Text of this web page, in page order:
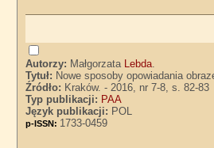
Autorzy: Małgorzata Lebda.
Tytuł: Nowe sposoby opowiadania
Źródło: Kraków. - 2016, nr 7-8, s. 82-83
Typ publikacji: PAA
Język publikacji: POL
p-ISSN: 1733-0459